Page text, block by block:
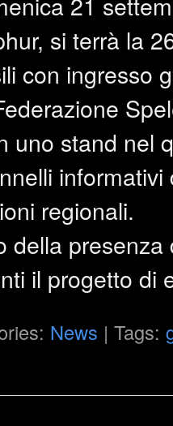
si terrà la
con ingresso
uno stand nel
regionali.
della
il progetto di
News | Tags: